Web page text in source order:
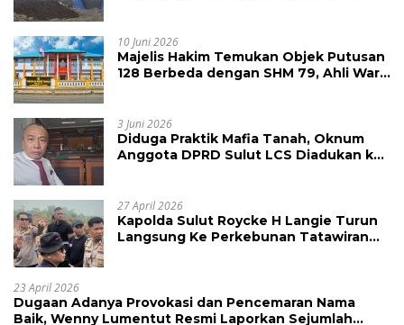
10 Juni 2026
Majelis Hakim Temukan Objek Putusan
128 Berbeda dengan SHM 79, Ahli Waris
3 Juni 2026
Diduga Praktik Mafia Tanah, Oknum
Anggota DPRD Sulut LCS Diadukan ke
27 April 2026
Kapolda Sulut Roycke H Langie Turun
Langsung Ke Perkebunan Tatawiran
23 April 2026
Dugaan Adanya Provokasi dan Pencemaran Nama
Baik, Wenny Lumentut Resmi Laporkan Sejumlah